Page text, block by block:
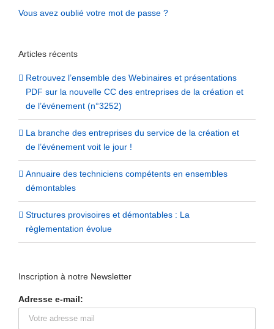
Vous avez oublié votre mot de passe ?
Articles récents
Retrouvez l’ensemble des Webinaires et présentations
PDF sur la nouvelle CC des entreprises de la création et
de l’événement (n°3252)
La branche des entreprises du service de la création et
de l’événement voit le jour !
Annuaire des techniciens compétents en ensembles
démontables
Structures provisoires et démontables : La
règlementation évolue
Inscription à notre Newsletter
Adresse e-mail: